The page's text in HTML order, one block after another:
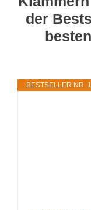
der
BESTSELLER NR. 1